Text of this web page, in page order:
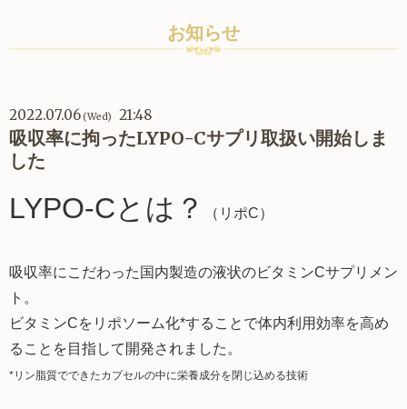
お知らせ
2022.07.06(Wed) 21:48
吸収率に拘ったLYPO-Cサプリ取扱い開始しま
した
LYPO-Cとは？ （リポC）
吸収率にこだわった国内製造の液状のビタミンCサプリメン
ト。
ビタミンCを リポソーム化*することで体内利用効率を高め
ることを目指して開発されました。
*リン脂質でできたカプセルの中に栄養成分を閉じ込める技術